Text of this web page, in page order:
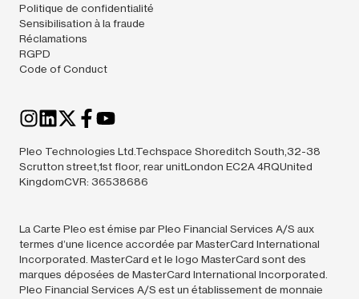
Politique de confidentialité
Sensibilisation à la fraude
Réclamations
RGPD
Code of Conduct
Pleo Technologies Ltd.Techspace Shoreditch South,32-38
Scrutton street,1st floor, rear unitLondon EC2A 4RQUnited
KingdomCVR: 36538686
La Carte Pleo est émise par Pleo Financial Services A/S aux
termes d’une licence accordée par MasterCard International
Incorporated. MasterCard et le logo MasterCard sont des
marques déposées de MasterCard International Incorporated.
Pleo Financial Services A/S est un établissement de monnaie